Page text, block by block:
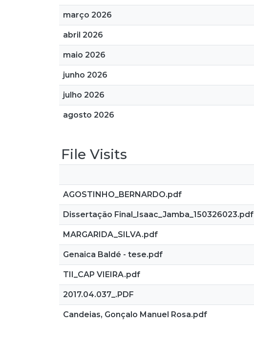
março 2026
abril 2026
maio 2026
junho 2026
julho 2026
agosto 2026
File Visits
AGOSTINHO_BERNARDO.pdf
Dissertação Final_Isaac_Jamba_150326023.pdf
MARGARIDA_SILVA.pdf
Genaica Baldé - tese.pdf
TII_CAP VIEIRA.pdf
2017.04.037_.PDF
Candeias, Gonçalo Manuel Rosa.pdf